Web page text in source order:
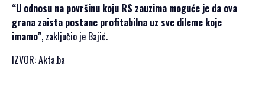
SRPSKI JEZIK
“U odnosu na površinu koju RS zauzima moguće je da ova
grana zaista postane profitabilna uz sve dileme koje
imamo”, zaključio je Bajić.
IZVOR: Akta.ba